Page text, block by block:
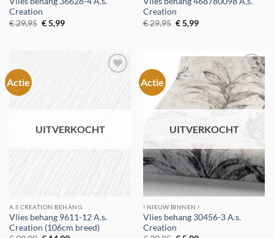
Creation
€29,95 Oorspronkelijke
prijs
€5,99Huidige
Creation
€29,95 Oorspronkelijke
prijs
€5,99Huidige
Actie
UITVERKOCHT
A.S CREATION BEHANG
Vlies behang 9611-12 A.s.
Creation (106cm breed)
Actie
Toevoegen
aan
verlanglijst
UITVERKOCHT
! NIEUW BINNEN !
Vlies behang 30456-3 A.s.
Creation